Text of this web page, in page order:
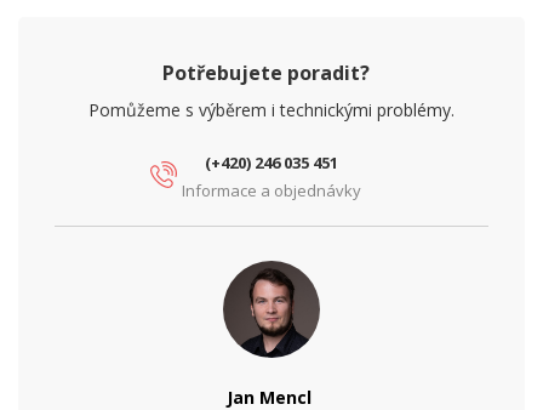
Potřebujete poradit?
Pomůžeme s výběrem i technickými problémy.
(+420) 246 035 451
Informace a objednávky
Jan Mencl